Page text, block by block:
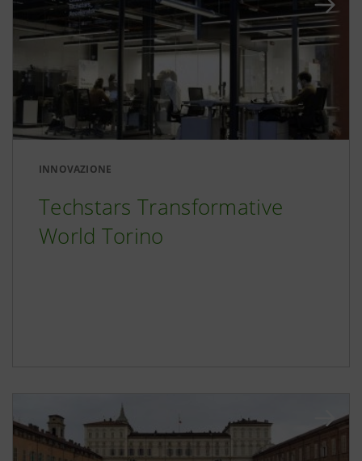
INNOVAZIONE
Techstars Transformative
World Torino